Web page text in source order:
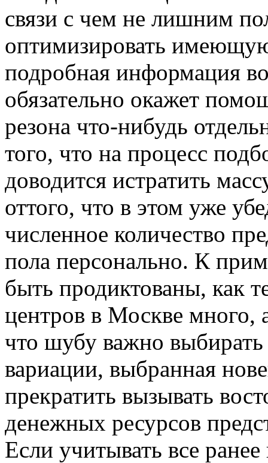
связи с чем не лишним
оптимизировать
подробная информация
обязательно окажет
резона что-нибудь
того, что на процесс
доводится истратить
оттого, что в этом уже
численное количество
пола персонально. К
быть продиктованы, как
центров в Москве много,
что шубу важно
вариации, выбранная
прекратить вызывать
денежных ресурсов
Если учитывать все